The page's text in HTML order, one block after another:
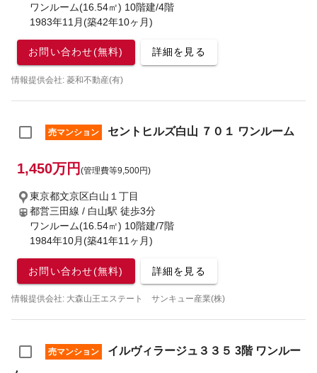
ワンルーム(16.54㎡) 10階建/4階
1983年11月(築42年10ヶ月)
お問い合わせ(無料) 詳細を見る
情報提供会社: 菱和不動産(有)
売マンション セントヒルズ白山 ７０１ ワンルーム
1,450万円 (管理費等9,500円)
東京都文京区白山１丁目
都営三田線 / 白山駅 徒歩3分
ワンルーム(16.54㎡) 10階建/7階
1984年10月(築41年11ヶ月)
お問い合わせ(無料) 詳細を見る
情報提供会社: 大森山王エステート サンキュー産業(株)
売マンション
イルヴィラージュ３３５ 3階 ワンルー